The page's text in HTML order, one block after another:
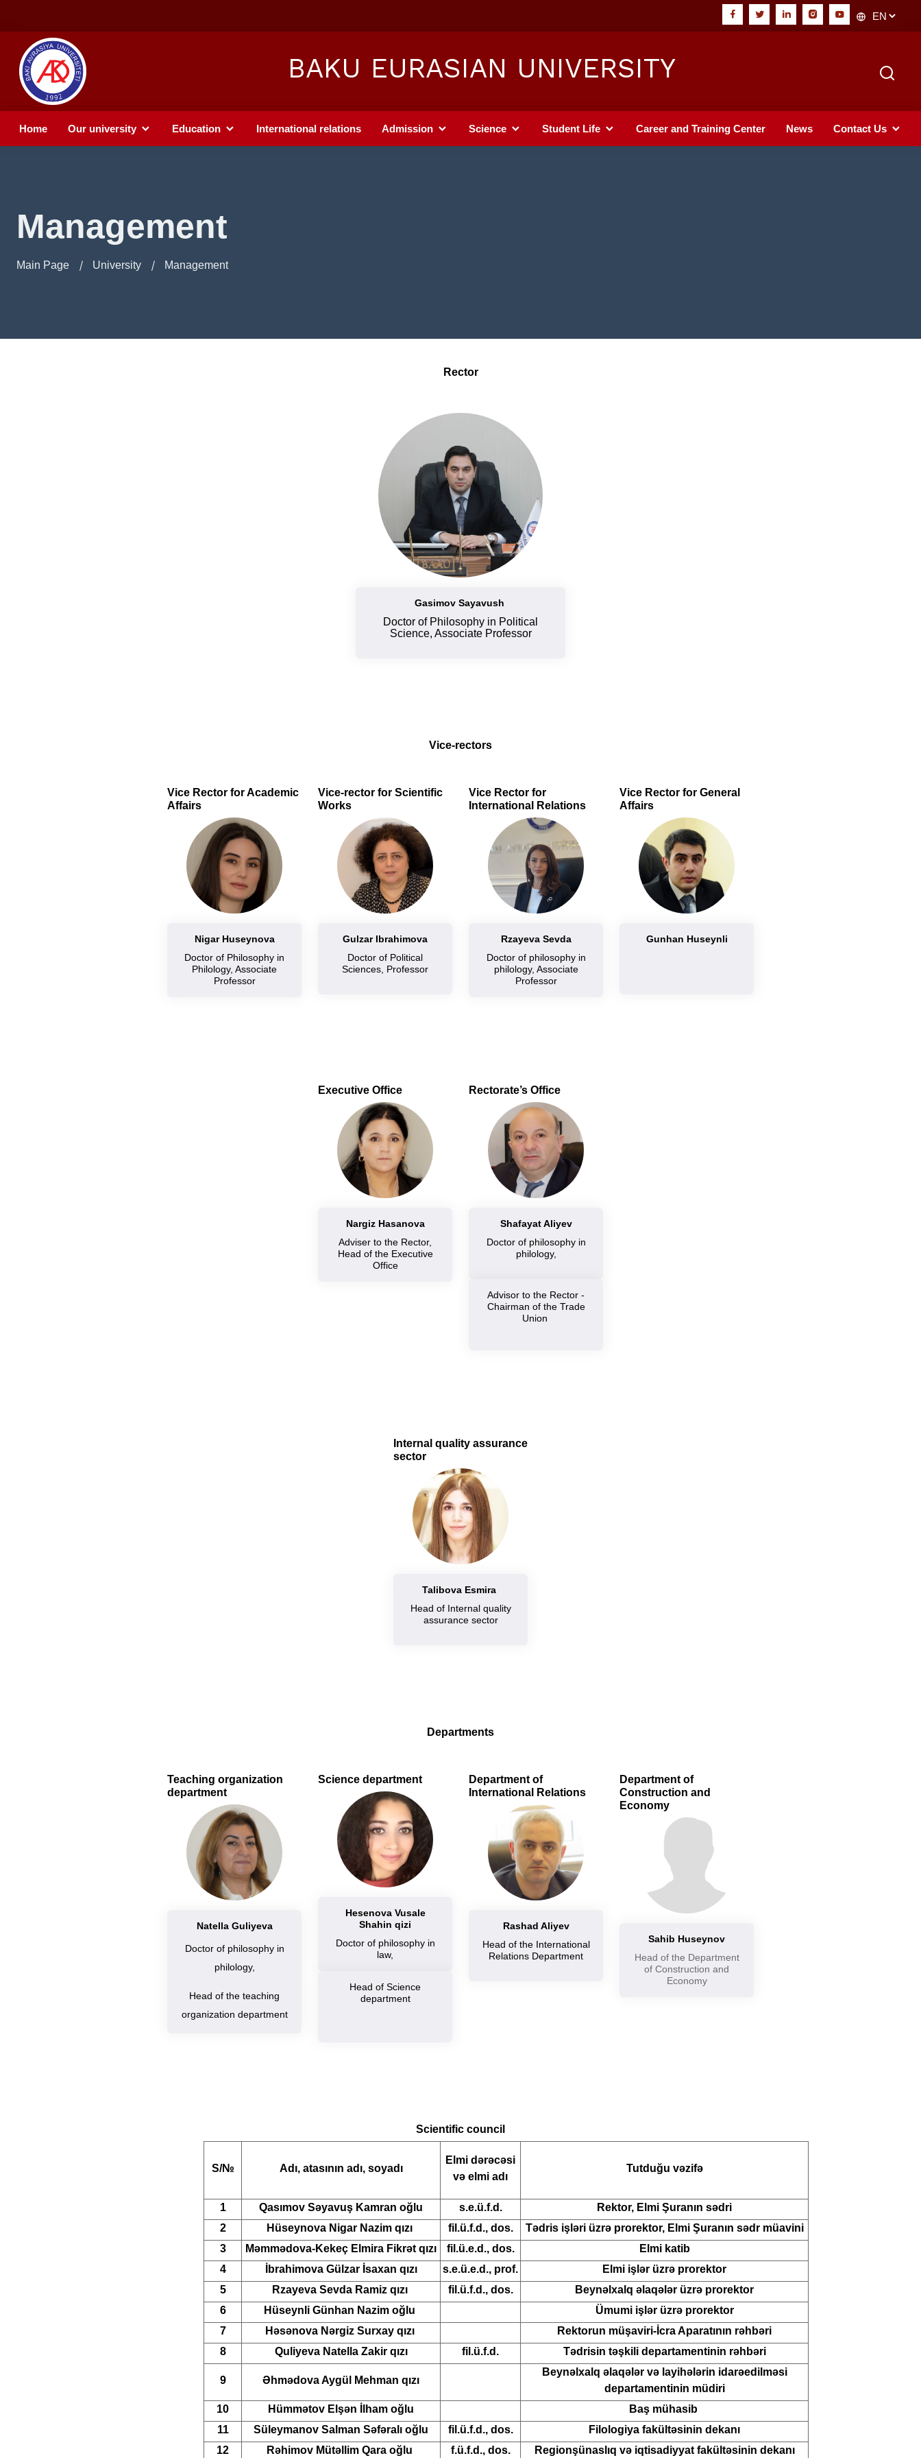
BAKU EURASIAN UNIVERSITY
Home Our university Education International relations Admission Science Student Life Career and Training Center News Contact Us
Management
Main Page University Management
Rector
Gasimov Sayavush
Doctor of Philosophy in Political
Science, Associate Professor
Vice-rectors
Vice Rector for Academic
Affairs
Nigar Huseynova
Doctor of Philosophy in
Philology, Associate
Professor
Vice-rector for Scientific
Works
Gulzar Ibrahimova
Doctor of Political
Sciences, Professor
Vice Rector for
International Relations
Rzayeva Sevda
Doctor of philosophy in
philology, Associate
Professor
Vice Rector for General
Affairs
Gunhan Huseynli
Executive Office
Nargiz Hasanova
Adviser to the Rector,
Head of the Executive
Office
Rectorate’s Office
Shafayat Aliyev
Doctor of philosophy in
philology,
Advisor to the Rector -
Chairman of the Trade
Union
Internal quality assurance
sector
Talibova Esmira
Head of Internal quality
assurance sector
Departments
Teaching organization
department
Natella Guliyeva
Doctor of philosophy in
philology,
Head of the teaching
organization department
Science department
Hesenova Vusale
Shahin qizi
Doctor of philosophy in
law,
Head of Science
department
Department of
International Relations
Rashad Aliyev
Head of the International
Relations Department
Department of
Construction and
Economy
Sahib Huseynov
Head of the Department
of Construction and
Economy
Scientific council
S/№ Adı, atasının adı, soyadı
Elmi dərəcəsi
və elmi adı
Tutduğu vəzifə
1 Qasımov Səyavuş Kamran oğlu s.e.ü.f.d.
Rektor, Elmi Şuranın sədri
2
Hüseynova Nigar Nazim qızı fil.ü.f.d., dos.
Tədris işləri üzrə prorektor, Elmi Şuranın sədr müavini
3
Məmmədova-Kekeç Elmira Fikrət qızı fil.ü.e.d., dos.
Elmi katib
4
İbrahimova Gülzar İsaxan qızı s.e.ü.e.d., prof.
Elmi işlər üzrə prorektor
5
Rzayeva Sevda Ramiz qızı fil.ü.f.d., dos.
Beynəlxalq əlaqələr üzrə prorektor
6
Hüseynli Günhan Nazim oğlu
Ümumi işlər üzrə prorektor
7
Həsənova Nərgiz Surxay qızı
Rektorun müşaviri-İcra Aparatının rəhbəri
8
Quliyeva Natella Zakir qızı fil.ü.f.d. Tədrisin təşkili departamentinin rəhbəri
9 Əhmədova Aygül Mehman qızı
Beynəlxalq əlaqələr və layihələrin idarəedilməsi
departamentinin müdiri
10
Hümmətov Elşən İlham oğlu
Baş mühasib
11
Süleymanov Salman Səfəralı oğlu fil.ü.f.d., dos.
Filologiya fakültəsinin dekanı
12
Rəhimov Mütəllim Qara oğlu f.ü.f.d., dos. Regionşünaslıq və iqtisadiyyat fakültəsinin dekanı